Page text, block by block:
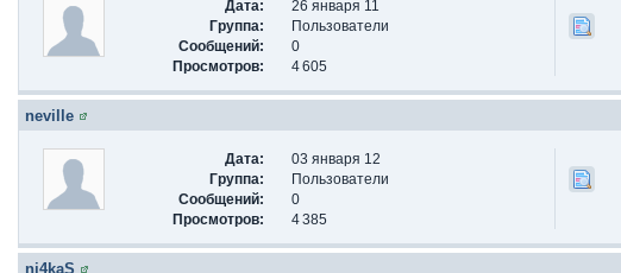
Дата:
26 января 11
Группа:
Пользователи
Сообщений:
0
Просмотров:
4 605
neville
Дата:
03 января 12
Группа:
Пользователи
Сообщений:
0
Просмотров:
4 385
ni4kaS